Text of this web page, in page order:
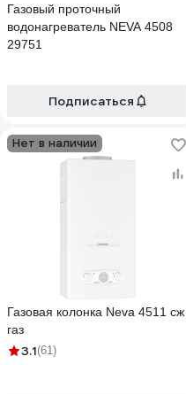
Газовый проточный
водонагреватель NEVA 4508
29751
Подписаться
Нет в наличии
Газовая колонка Neva 4511 сж
газ
3.1(61)